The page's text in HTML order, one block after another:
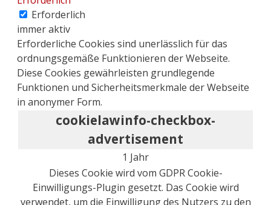
Erforderlich
immer aktiv
Erforderliche Cookies sind unerlässlich für das
ordnungsgemäße Funktionieren der Webseite.
Diese Cookies gewährleisten grundlegende
Funktionen und Sicherheitsmerkmale der Webseite
in anonymer Form.
cookielawinfo-checkbox-
advertisement
1 Jahr
Dieses Cookie wird vom GDPR Cookie-
Einwilligungs-Plugin gesetzt. Das Cookie wird
verwendet, um die Einwilligung des Nutzers zu den